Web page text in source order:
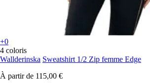
+0
4 coloris
Wallderinska Sweatshirt 1/2 Zip femme Edge
À partir de 115,00 €